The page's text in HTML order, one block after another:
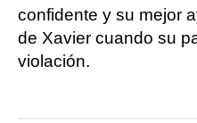
confidente y su mejor
de Xavier cuando su
violación.